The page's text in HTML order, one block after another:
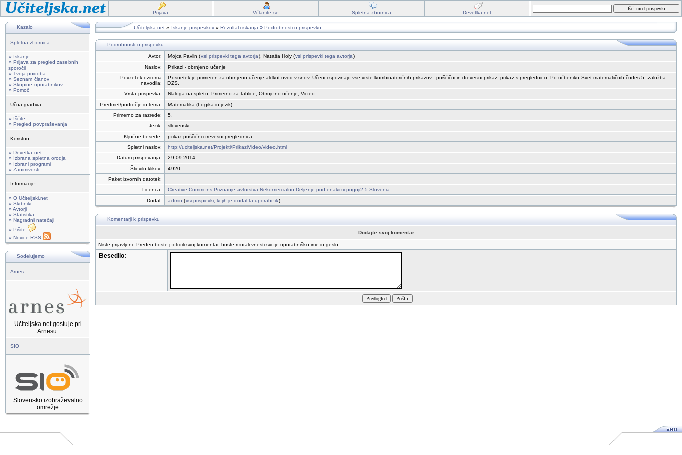
Prijava Včlanite se Spletna zbornica Devetka.net
Kazalo
Spletna zbornica
» Iskanje
» Prijava za pregled zasebnih
sporočil
» Tvoja podoba
» Seznam članov
» Skupine uporabnikov
» Pomoč
Učna gradiva
» Iščite
» Pregled povpraševanja
Koristno
» Devetka.net
» Izbrana spletna orodja
» Izbrani programi
» Zanimivosti
Informacije
» O Učiteljski.net
» Skrbniki
» Avtorji
» Statistika
» Nagradni natečaji
» Pišite
» Novice RSS
Sodelujemo
Arnes
Učiteljska.net gostuje pri
Arnesu.
SIO
Slovensko izobraževalno
omrežje
Učiteljska.net » Iskanje prispevkov » Rezultati iskanja » Podrobnosti o prispevku
Podrobnosti o prispevku
Avtor: Mojca Pavlin (vsi prispevki tega avtorja), Nataša Holy (vsi prispevki tega avtorja)
Naslov:
Prikazi - obrnjeno učenje
Povzetek oziroma
navodila:
Posnetek je primeren za obrnjeno učenje ali kot uvod v snov. Učenci spoznajo vse vrste kombinatoričnih prikazov - puščični in drevesni prikaz, prikaz s preglednico. Po učbeniku Svet matematičnih čudes 5, založba
DZS.
Vrsta prispevka:
Naloga na spletu, Primerno za tablice, Obrnjeno učenje, Video
Predmet/področje in tema:
Matematika (Logika in jezik)
Primerno za razrede:
5.
Jezik:
slovenski
Ključne besede:
prikaz puščični drevesni preglednica
Spletni naslov:
http://uciteljska.net/Projekti/PrikaziVideo/video.html
Datum prispevanja:
29.09.2014
Število klikov:
4920
Paket izvornih datotek:
Licenca:
Creative Commons Priznanje avtorstva-Nekomercialno-Deljenje pod enakimi pogoji2.5 Slovenia
Dodal:
admin (vsi prispevki, ki jih je dodal ta uporabnik)
Komentarji k prispevku
Dodajte svoj komentar
Niste prijavljeni. Preden boste potrdili svoj komentar, boste morali vnesti svoje uporabniško ime in geslo.
Besedilo: